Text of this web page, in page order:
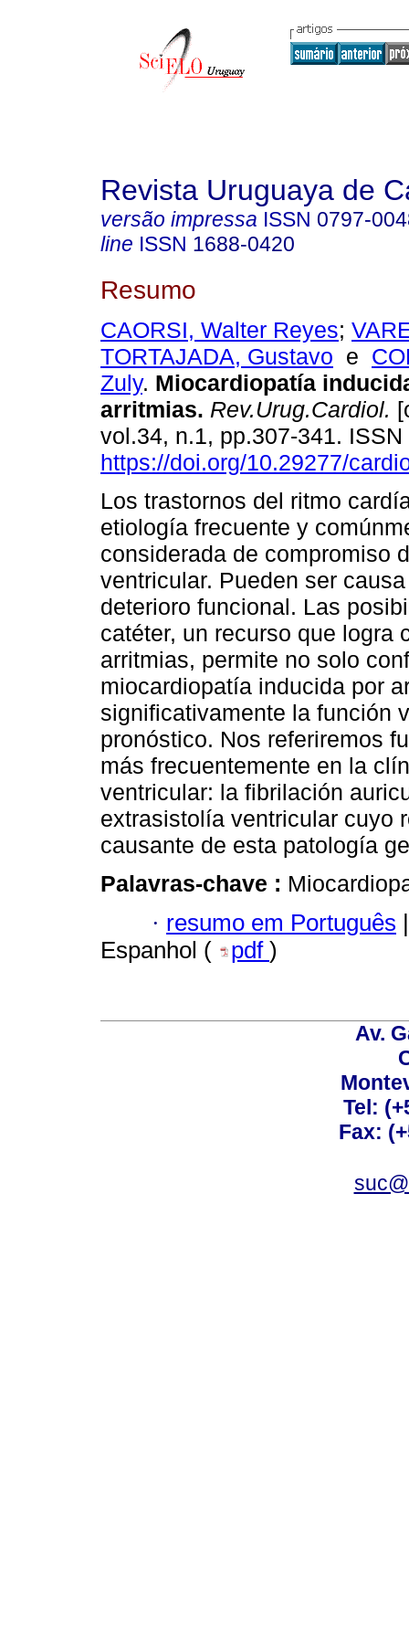
Revista Uruguaya de
versão impressa ISSN 0797-
line ISSN 1688-0420
Resumo
CAORSI, Walter Reyes;
TORTAJADA, Gustavo e
Zuly. Miocardiopatía
arritmias. Rev.Urug.Cardiol.
vol.34, n.1, pp.307-341.
https://doi.org/10.29277/
Los trastornos del ritmo
etiología frecuente y
considerada de compromiso
ventricular. Pueden ser
deterioro funcional. Las
catéter, un recurso que logra
arritmias, permite no solo
miocardiopatía inducida por
significativamente la función
pronóstico. Nos referiremos
más frecuentemente en la
ventricular: la fibrilación
extrasistolía ventricular cuyo
causante de esta patología
Palavras-chave :
· resumo em Português |
Espanhol (
pdf )
Av.
Tel:
Fax: